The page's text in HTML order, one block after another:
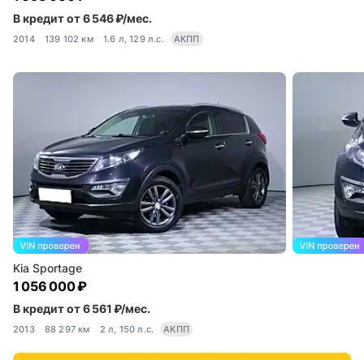
В кредит от 6 546 ₽/мес.
2014 139 102 км 1.6 л, 129 л.с. АКПП
Kia Sportage
1 056 000 ₽
В кредит от 6 561 ₽/мес.
2013 88 297 км 2 л, 150 л.с. АКПП